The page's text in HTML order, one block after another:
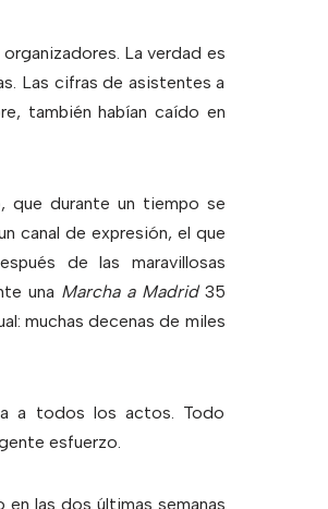
La verdad es
Las cifras de asistentes a
también habían caído en
que durante un tiempo se
canal de expresión, el que
de las maravillosas
una Marcha a Madrid35
muchas decenas de miles
a todos los actos. Todo
esfuerzo.
las dos últimas semanas